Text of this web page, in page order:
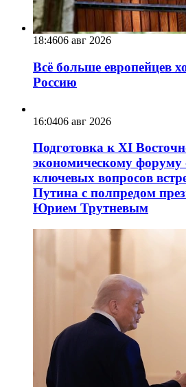
18:4606 авг 2026
Всё больше европейцев
Россию
16:0406 авг 2026
Подготовка к XI
экономическому форуму
ключевых вопросов
Путина с полпредом
Юрием Трутневым